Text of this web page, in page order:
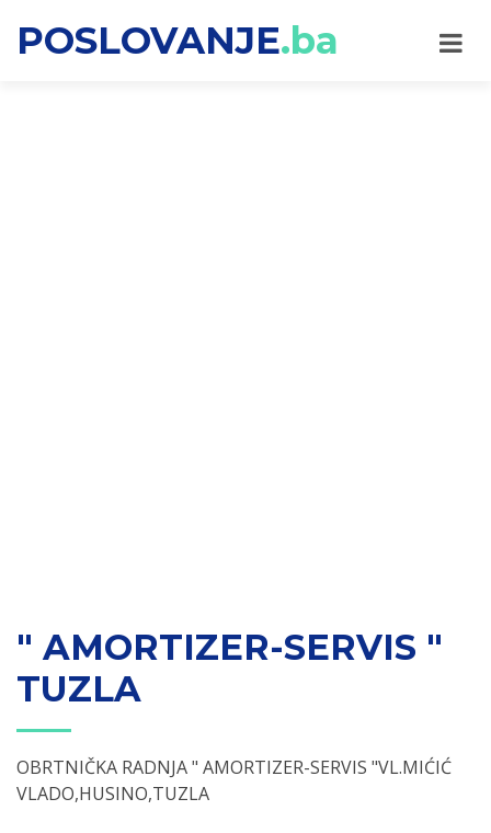
POSLOVANJE.ba
" AMORTIZER-SERVIS "
TUZLA
OBRTNIČKA RADNJA " AMORTIZER-SERVIS "VL.MIĆIĆ
VLADO,HUSINO,TUZLA